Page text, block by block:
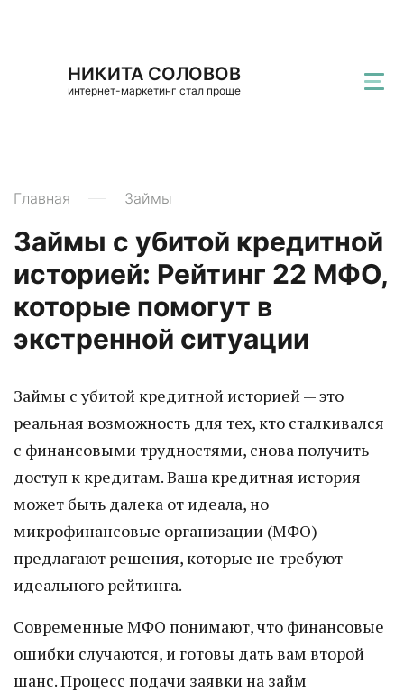
НИКИТА СОЛОВОВ
интернет-маркетинг стал проще
Главная Займы
Займы с убитой кредитной
историей: Рейтинг 22 МФО,
которые помогут в
экстренной ситуации
Займы с убитой кредитной историей — это
реальная возможность для тех, кто сталкивался
с финансовыми трудностями, снова получить
доступ к кредитам. Ваша кредитная история
может быть далека от идеала, но
микрофинансовые организации (МФО)
предлагают решения, которые не требуют
идеального рейтинга.
Современные МФО понимают, что финансовые
ошибки случаются, и готовы дать вам второй
шанс. Процесс подачи заявки на займ